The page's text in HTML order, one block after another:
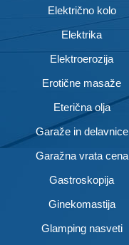
Električno kolo
Elektrika
Elektroerozija
Erotične masaže
Eterična olja
Garaže in delavnice
Garažna vrata cena
Gastroskopija
Ginekomastija
Glamping nasveti